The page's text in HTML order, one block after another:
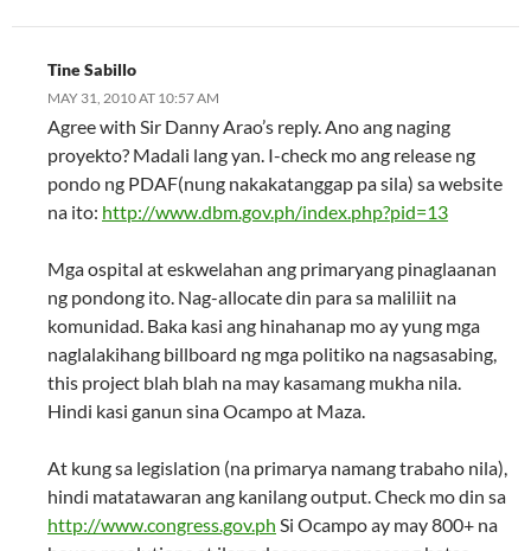
Tine Sabillo
MAY 31, 2010 AT 10:57 AM
Agree with Sir Danny Arao’s reply. Ano ang naging
proyekto? Madali lang yan. I-check mo ang release ng
pondo ng PDAF(nung nakakatanggap pa sila) sa website
na ito: http://www.dbm.gov.ph/index.php?pid=13
Mga ospital at eskwelahan ang primaryang pinaglaanan
ng pondong ito. Nag-allocate din para sa maliliit na
komunidad. Baka kasi ang hinahanap mo ay yung mga
naglalakihang billboard ng mga politiko na nagsasabing,
this project blah blah na may kasamang mukha nila.
Hindi kasi ganun sina Ocampo at Maza.
At kung sa legislation (na primarya namang trabaho nila),
hindi matatawaran ang kanilang output. Check mo din sa
http://www.congress.gov.ph Si Ocampo ay may 800+ na